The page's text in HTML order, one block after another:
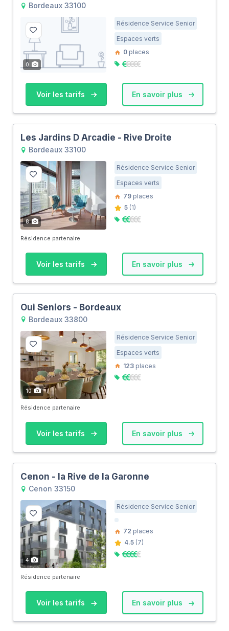
Bordeaux 33100
0
Résidence Service Senior
Espaces verts
0 places
Voir les tarifs En savoir plus
Les Jardins D Arcadie - Rive Droite
Bordeaux 33100
8
Résidence Service Senior
Espaces verts
79 places
5 (1)
Résidence partenaire
Voir les tarifs En savoir plus
Oui Seniors - Bordeaux
Bordeaux 33800
10
Résidence Service Senior
Espaces verts
123 places
Résidence partenaire
Voir les tarifs En savoir plus
Cenon - la Rive de la Garonne
Cenon 33150
4
Résidence Service Senior
72 places
4.5 (7)
Résidence partenaire
Voir les tarifs En savoir plus